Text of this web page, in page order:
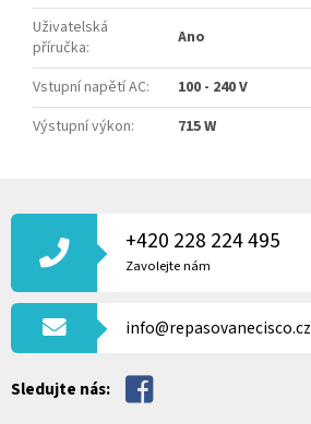
Uživatelská
příručka: Ano
Vstupní napětí AC:
100 - 240 V
Výstupní výkon: 715 W
Á
T
+420 228 224 495
Zavolejte nám
info@repasovanecisco.cz
Sledujte nás: